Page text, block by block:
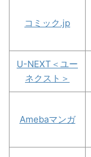
コミック.jp
U-NEXT＜ユー
ネクスト＞
Amebaマンガ